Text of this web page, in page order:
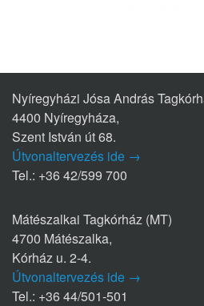
Nyíregyházi Jósa András
4400 Nyíregyháza,
Szent István út 68.
Útvonaltervezés ide →
Tel.: +36 42/599 700
Mátészalkai Tagkórház (MT)
4700 Mátészalka,
Kórház u. 2-4.
Útvonaltervezés ide →
Tel.: +36 44/501-501